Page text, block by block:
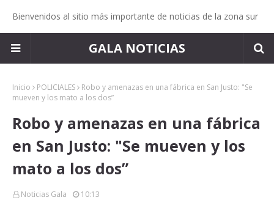
Bienvenidos al sitio más importante de noticias de la zona sur
GALA NOTICIAS
Inicio POLICIALES
Robo y amenazas en una fábrica en San Justo: "Se
mueven y los mato a los dos”
Robo y amenazas en una fábrica
en San Justo: "Se mueven y los
mato a los dos”
Noticias Gala 10:13